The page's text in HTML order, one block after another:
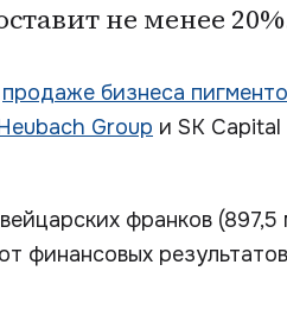
не менее
продаже бизнеса
Group и SK
франков (897,5
финансовых